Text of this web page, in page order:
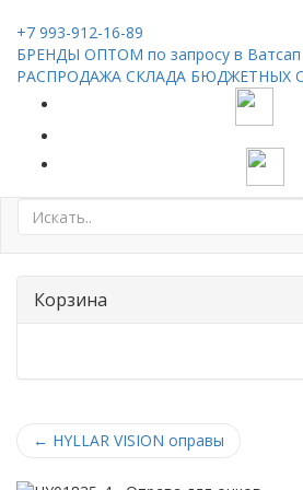
+7 993-912-16-89
БРЕНДЫ ОПТОМ по запросу в Ватсап
РАСПРОДАЖА СКЛАДА БЮДЖЕТНЫХ
Корзина
← HYLLAR VISION оправы